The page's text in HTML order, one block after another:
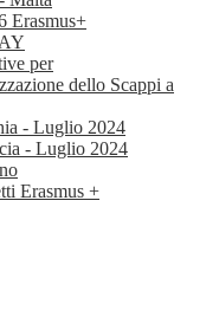
Erasmus+
per
dello Scappi a
- Luglio 2024
- Luglio 2024
Erasmus +